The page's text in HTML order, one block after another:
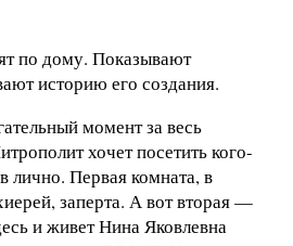
по дому. Показывают
историю его создания.
момент за весь
хочет посетить кого-
лично. Первая комната, в
заперта. А вот вторая —
и живет Нина Яковлевна